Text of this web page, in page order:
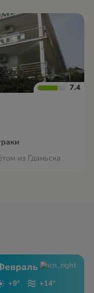
7.4
из Гданьска
+9° +14°